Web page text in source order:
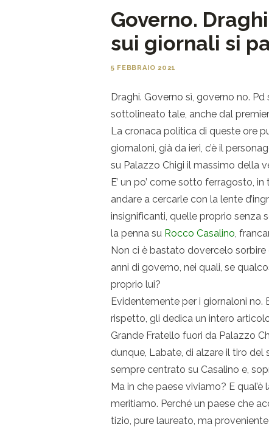
Governo.
sui giornali si
5 FEBBRAIO 2021
Draghi. Governo sì, governo no.
sottolineato tale, anche dal
La cronaca politica di queste ore
giornaloni, già da ieri, c’è il
su Palazzo Chigi il massimo della
E’ un po’ come sotto ferragosto,
andare a cercarle con la lente
insignificanti, quelle proprio senza
la penna su Rocco Casalino,
Non ci è bastato dovercelo
anni di governo, nei quali, se
proprio lui?
Evidentemente per i giornaloni
rispetto, gli dedica un intero
Grande Fratello fuori da Palazzo
dunque, Labate, di alzare il tiro
sempre centrato su Casalino e,
Ma in che paese viviamo? E
meritiamo. Perché un paese che
tizio, pure laureato, ma